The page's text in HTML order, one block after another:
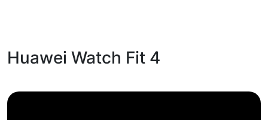
Huawei Watch Fit 4